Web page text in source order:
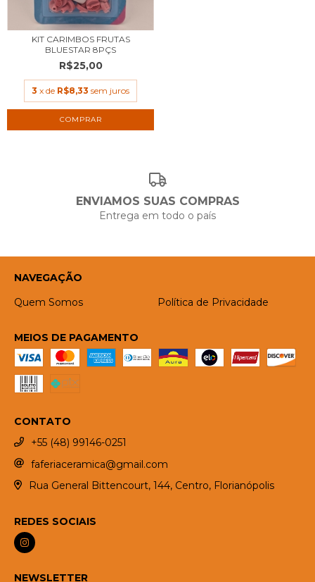
KIT CARIMBOS FRUTAS
BLUESTAR 8PÇS
R$25,00
3 x de R$8,33 sem juros
ENVIAMOS SUAS COMPRAS
Entrega em todo o país
NAVEGAÇÃO
Quem Somos
Política de Privacidade
MEIOS DE PAGAMENTO
CONTATO
+55 (48) 99146-0251
faferiaceramica@gmail.com
Rua General Bittencourt, 144, Centro, Florianópolis
REDES SOCIAIS
NEWSLETTER